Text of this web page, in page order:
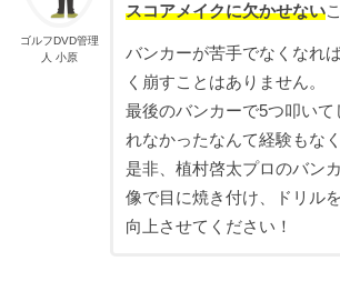
ゴルフDVD管理
人 小原
スコアメイクに欠かせない
バンカーが苦手でなくなれ
く崩すことはありません。
最後のバンカーで5つ叩いて
れなかったなんて経験もな
是非、植村啓太プロのバン
像で目に焼き付け、ドリル
向上させてください！